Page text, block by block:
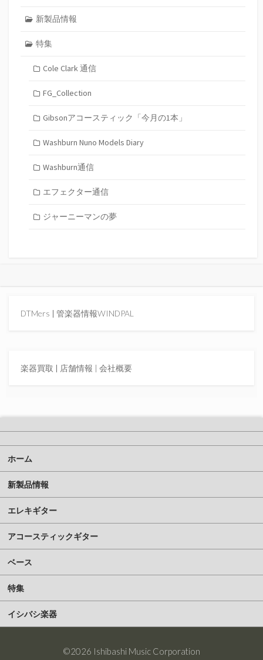
新製品情報
特集
Cole Clark 通信
FG_Collection
Gibsonアコースティック「今月の1本」
Washburn Nuno Models Diary
Washburn通信
エフェクター通信
ジャーニーマンの夢
DTMers | 管楽器情報WINDPAL
楽器買取 | 店舗情報 | 会社概要
ホーム
新製品情報
エレキギター
アコースティックギター
ベース
特集
イシバシ楽器
©2026 Ishibashi Music Corporation